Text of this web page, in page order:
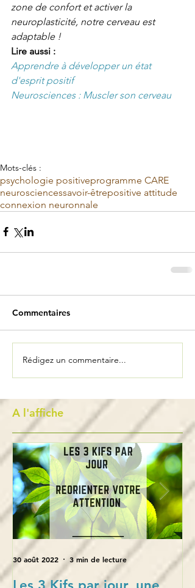
zone de confort et activer la
neuroplasticité, notre cerveau est
adaptable !
Lire aussi :
Apprendre à développer un état
d'esprit positif
Neurosciences : Muscler son cerveau
Mots-clés :
psychologie positiveprogramme CARE
neurosciencessavoir-êtrepositive attitude
connexion neuronnale
Commentaires
Rédigez un commentaire...
A l'affiche
30 août 2022 3 min de lecture 28